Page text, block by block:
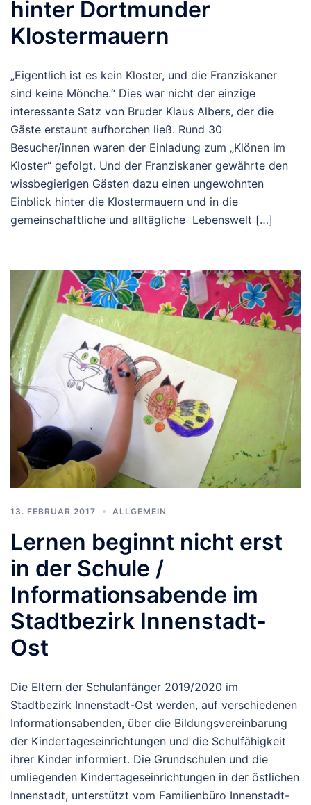
hinter Dortmunder
Klostermauern
„Eigentlich ist es kein Kloster, und die Franziskaner
sind keine Mönche.“ Dies war nicht der einzige
interessante Satz von Bruder Klaus Albers, der die
Gäste erstaunt aufhorchen ließ. Rund 30
Besucher/innen waren der Einladung zum „Klönen im
Kloster“ gefolgt. Und der Franziskaner gewährte den
wissbegierigen Gästen dazu einen ungewohnten
Einblick hinter die Klostermauern und in die
gemeinschaftliche und alltägliche Lebenswelt […]
13. FEBRUAR 2017 ALLGEMEIN
Lernen beginnt nicht erst
in der Schule /
Informationsabende im
Stadtbezirk Innenstadt-
Ost
Die Eltern der Schulanfänger 2019/2020 im
Stadtbezirk Innenstadt-Ost werden, auf verschiedenen
Informationsabenden, über die Bildungsvereinbarung
der Kindertageseinrichtungen und die Schulfähigkeit
ihrer Kinder informiert. Die Grundschulen und die
umliegenden Kindertageseinrichtungen in der östlichen
Innenstadt, unterstützt vom Familienbüro Innenstadt-